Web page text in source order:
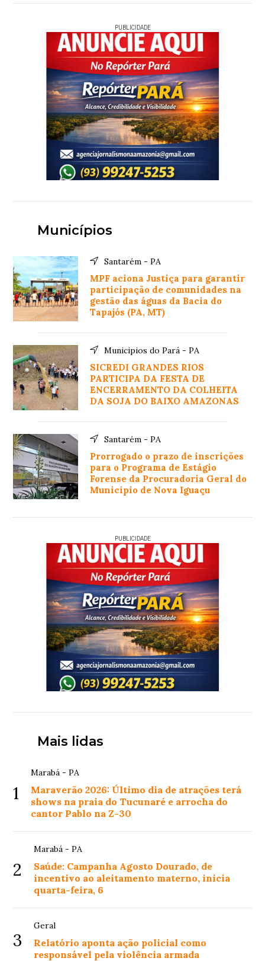
PUBLICIDADE
Municípios
Santarém - PA
MPF aciona Justiça para garantir
participação de comunidades na
gestão das águas da Bacia do
Tapajós (PA, MT)
Municipios do Pará - PA
SICREDI GRANDES RIOS
PARTICIPA DA FESTA DE
ENCERRAMENTO DA COLHEITA
DA SOJA DO BAIXO AMAZONAS
Santarém - PA
Prorrogado o prazo de inscrições
para o Programa de Estágio
Forense da Procuradoria Geral do
Município de Nova Iguaçu
PUBLICIDADE
Mais lidas
1
Marabá - PA
Maraverão 2026: Último dia de atrações terá
shows na praia do Tucunaré e arrocha do
cantor Pablo na Z-30
2
Marabá - PA
Saúde: Campanha Agosto Dourado, de
incentivo ao aleitamento materno, inicia
quarta-feira, 6
3
Geral
Relatório aponta ação policial como
responsável pela violência armada